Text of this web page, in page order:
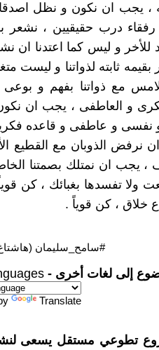
، يجب ان نكون و نظل
درب حقيقيين ، نشعر
للأخر و ليس كما اعتدنا ان
ثابته لذواتنا و ليست
مع ذواتنا بفهم و بوعى
و العاطفى ، يجب ان
و عاطفى و قاعده
ان نرفض الذوبان مع القطيع
يجب ان نمتلك بصمتنا
ولا تفسدها بغبائك ، كن
خلاق ، كن قوياً .
#سامح_سليمان
إلى لغات أخرى -
Translate
تطوعي مستقل يسعى لنشر